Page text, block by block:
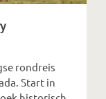
rondreis
Start in